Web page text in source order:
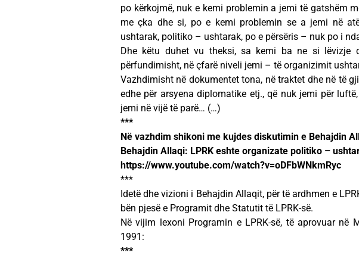
po kërkojmë, nuk e kemi problemin a jemi të gatshëm
me çka dhe si, po e kemi problemin se a jemi në
ushtarak, politiko – ushtarak, po e përsëris – nuk po i
Dhe këtu duhet vu theksi, sa kemi ba ne si lëvizje
përfundimisht, në çfarë niveli jemi – të organizimit
Vazhdimisht në dokumentet tona, në traktet dhe në të
edhe për arsyena diplomatike etj., që nuk jemi për
jemi në vijë të parë… (…)
***
Në vazhdim shikoni me kujdes diskutimin e Behajdin
Behajdin Allaqi: LPRK eshte organizate politiko –
https://www.youtube.com/watch?v=oDFbWNkmRyc
***
Idetë dhe vizioni i Behajdin Allaqit, për të ardhmen e
bën pjesë e Programit dhe Statutit të LPRK-së.
Në vijim lexoni Programin e LPRK-së, të aprovuar në
1991:
***